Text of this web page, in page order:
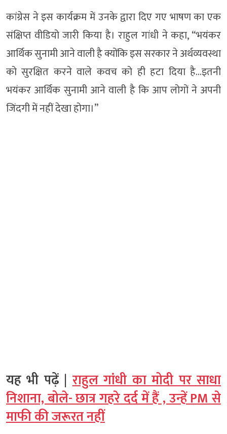
कांग्रेस ने इस कार्यक्रम में उनके द्वारा दिए गए भाषण का एक
संक्षिप्त वीडियो जारी किया है। राहुल गांधी ने कहा, “भयंकर
आर्थिक सुनामी आने वाली है क्योंकि इस सरकार ने अर्थव्यवस्था
को सुरक्षित करने वाले कवच को ही हटा दिया है…इतनी
भयंकर आर्थिक सुनामी आने वाली है कि आप लोगों ने अपनी
जिंदगी में नहीं देखा होगा।”
यह भी पढ़ें |राहुल गांधी का मोदी पर साधा
निशाना, बोले- छात्र गहरे दर्द में हैं , उन्हें PM से
माफी की जरूरत नहीं